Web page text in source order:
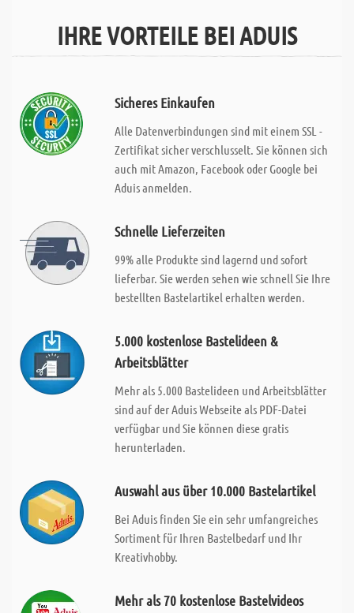
IHRE VORTEILE BEI ADUIS
Sicheres Einkaufen
Alle Datenverbindungen sind mit einem SSL -
Zertifikat sicher verschlusselt. Sie können sich
auch mit Amazon, Facebook oder Google bei
Aduis anmelden.
Schnelle Lieferzeiten
99% alle Produkte sind lagernd und sofort
lieferbar. Sie werden sehen wie schnell Sie Ihre
bestellten Bastelartikel erhalten werden.
5.000 kostenlose Bastelideen &
Arbeitsblätter
Mehr als 5.000 Bastelideen und Arbeitsblätter
sind auf der Aduis Webseite als PDF-Datei
verfügbar und Sie können diese gratis
herunterladen.
Auswahl aus über 10.000 Bastelartikel
Bei Aduis finden Sie ein sehr umfangreiches
Sortiment für Ihren Bastelbedarf und Ihr
Kreativhobby.
Mehr als 70 kostenlose Bastelvideos